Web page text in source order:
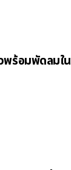
พร้อมพัดลมใ